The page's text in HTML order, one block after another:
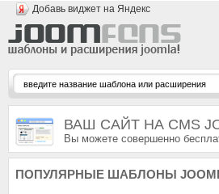
Добавь виджет на Яндекс
ВАШ САЙТ НА CMS
Вы можете совершенно
ПОПУЛЯРНЫЕ ШАБЛОНЫ